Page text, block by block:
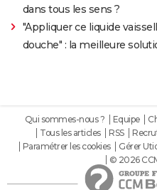
dans tous les sens ?
"Appliquer ce liquide
douche" : la meilleure
Qui sommes-nous ? Equipe
Tous les articles
RSS
Paramétrer les cookies
Gérer
© 2026